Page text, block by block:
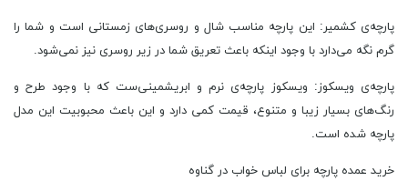
پارچه‌ی کشمیر: این پارچه مناسب شال و روسری‌های زمستانی است و شما را
گرم نگه می‌دارد با وجود اینکه باعث تعریق شما در زیر روسری نیز نمی‌شود.
پارچه‌ی ویسکوز: ویسکوز پارچه‌ی نرم و ابریشمینی‌ست که با وجود طرح و
رنگ‌های بسیار زیبا و متنوع، قیمت کمی دارد و این باعث محبوبیت این مدل
پارچه شده است.
خرید عمده پارچه برای لباس خواب در گناوه